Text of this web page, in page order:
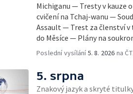
Michiganu — Tresty v kauze
cvičení na Tchaj-wanu —
Assault — Trest za členství
do Měsíce — Plány na
Poslední vysílání5. 8. 2026 na
5. srpna
Znakový jazyk a skryté